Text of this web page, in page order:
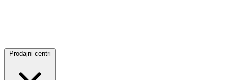
Prodajni centri